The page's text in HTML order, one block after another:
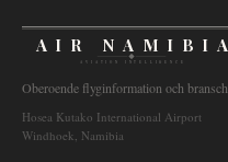
AIR NAMIBIA
AVIATION INTELLIGENCE
Oberoende flyginformation och
Hosea Kutako International Airport
Windhoek, Namibia